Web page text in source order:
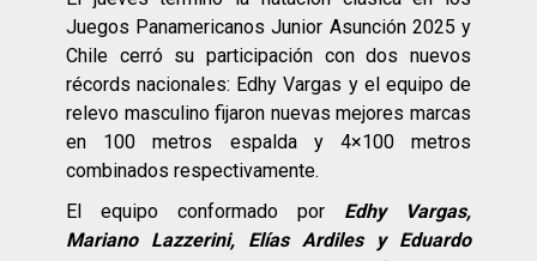
Juegos Panamericanos Junior Asunción 2025 y
Chile cerró su participación con dos nuevos
récords nacionales: Edhy Vargas y el equipo de
relevo masculino fijaron nuevas mejores marcas
en 100 metros espalda y 4×100 metros
combinados respectivamente.
El equipo conformado por Edhy Vargas,
Mariano Lazzerini, Elías Ardiles y Eduardo